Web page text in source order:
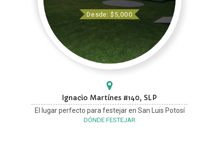
Desde: $5,000
Ignacio Martínes #140, SLP
El lugar perfecto para festejar en San Luis Potosí
DÓNDE FESTEJAR